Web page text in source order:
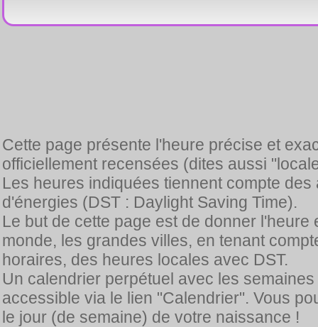
Cette page présente l'heure précise et
officiellement recensées (dites aussi
Les heures indiquées tiennent compte
d'énergies (DST : Daylight Saving Time).
Le but de cette page est de donner
monde, les grandes villes, en tenant
horaires, des heures locales avec DST.
Un calendrier perpétuel avec les
accessible via le lien "Calendrier". Vous
le jour (de semaine) de votre naissance !